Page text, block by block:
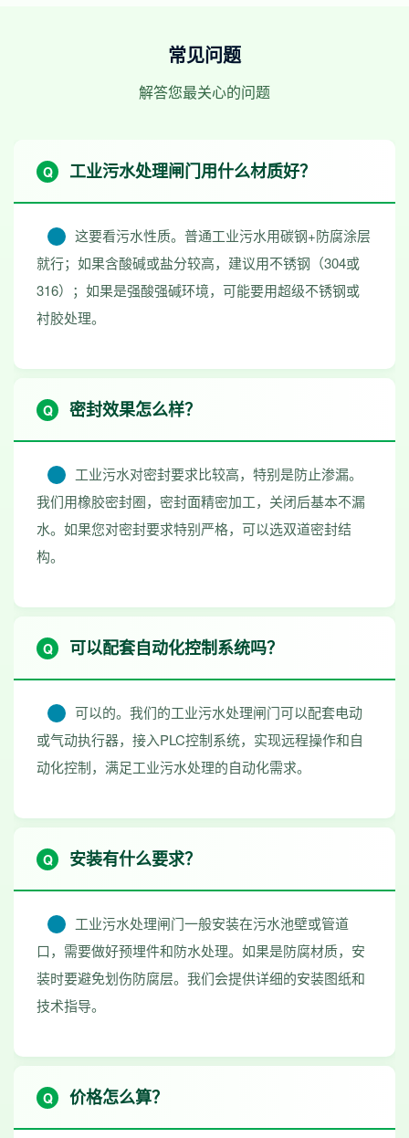
常见问题
解答您最关心的问题
工业污水处理闸门用什么材质好？
这要看污水性质。普通工业污水用碳钢+防腐涂层
就行；如果含酸碱或盐分较高，建议用不锈钢（304或
316）；如果是强酸强碱环境，可能要用超级不锈钢或
衬胶处理。
密封效果怎么样？
工业污水对密封要求比较高，特别是防止渗漏。
我们用橡胶密封圈，密封面精密加工，关闭后基本不漏
水。如果您对密封要求特别严格，可以选双道密封结
构。
可以配套自动化控制系统吗？
可以的。我们的工业污水处理闸门可以配套电动
或气动执行器，接入PLC控制系统，实现远程操作和自
动化控制，满足工业污水处理的自动化需求。
安装有什么要求？
工业污水处理闸门一般安装在污水池壁或管道
口，需要做好预埋件和防水处理。如果是防腐材质，安
装时要避免划伤防腐层。我们会提供详细的安装图纸和
技术指导。
价格怎么算？